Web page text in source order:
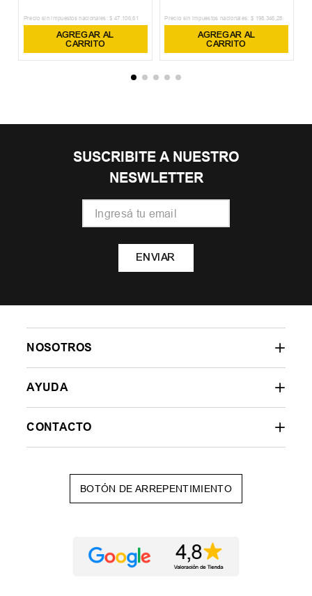
Precio sin impuestos nacionales: $ 47 .106,61
AGREGAR AL
CARRITO
Precio sin impuestos nacionales: $ 198.346 ,28
AGREGAR AL
CARRITO
SUSCRIBITE A NUESTRO
NESWLETTER
ENVIAR
NOSOTROS
AYUDA
CONTACTO
BOTÓN DE ARREPENTIMIENTO